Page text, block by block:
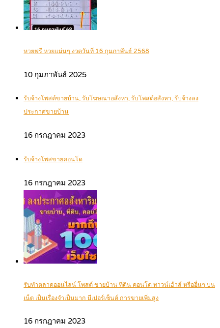
หวยฟรี หวยแม่นๆ งวดวันที่ 16 กุมภาพันธ์ 2568
10 กุมภาพันธ์ 2025
รับจ้างโพสต์ขายบ้าน, รับโฆษณาอสังหา, รับโพสต์อสังหา, รับจ้างลง
ประกาศขายบ้าน
16 กรกฎาคม 2023
รับจ้างโพสขายคอนโด
16 กรกฎาคม 2023
รับทำตลาดออนไลน์ โพสต์ ขายบ้าน ที่ดิน คอนโด ทาวน์เฮ้าส์ หรืออื่นๆ บน
เน็ต เป็นเรื่องจำเป็นมาก มีเปอร์เซ็นต์ การขายเพิ่มสูง
16 กรกฎาคม 2023